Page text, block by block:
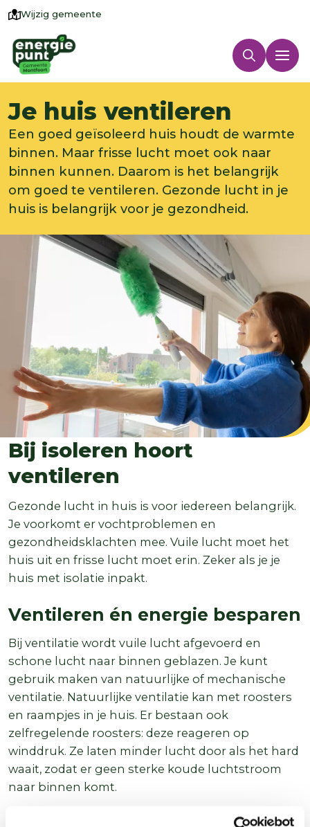
Wijzig gemeente
Je huis ventileren
Een goed geïsoleerd huis houdt de warmte
binnen. Maar frisse lucht moet ook naar
binnen kunnen. Daarom is het belangrijk
om goed te ventileren. Gezonde lucht in je
huis is belangrijk voor je gezondheid.
Bij isoleren hoort
ventileren
Gezonde lucht in huis is voor iedereen belangrijk.
Je voorkomt er vochtproblemen en
gezondheidsklachten mee. Vuile lucht moet het
huis uit en frisse lucht moet erin. Zeker als je je
huis met isolatie inpakt.
Ventileren én energie besparen
Bij ventilatie wordt vuile lucht afgevoerd en
schone lucht naar binnen geblazen. Je kunt
gebruik maken van natuurlijke of mechanische
ventilatie. Natuurlijke ventilatie kan met roosters
en raampjes in je huis. Er bestaan ook
zelfregelende roosters: deze reageren op
winddruk. Ze laten minder lucht door als het hard
waait, zodat er geen sterke koude luchtstroom
naar binnen komt.